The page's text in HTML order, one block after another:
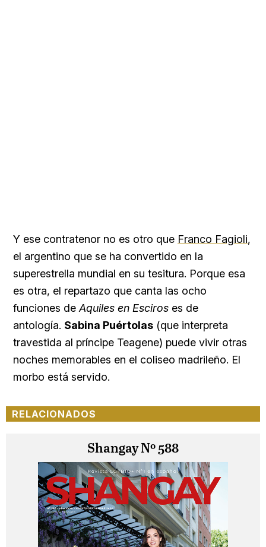
Y ese contratenor no es otro que Franco Fagioli,
el argentino que se ha convertido en la
superestrella mundial en su tesitura. Porque esa
es otra, el repartazo que canta las ocho
funciones de Aquiles en Esciros es de
antología. Sabina Puértolas (que interpreta
travestida al príncipe Teagene) puede vivir otras
noches memorables en el coliseo madrileño. El
morbo está servido.
RELACIONADOS
Shangay Nº 588